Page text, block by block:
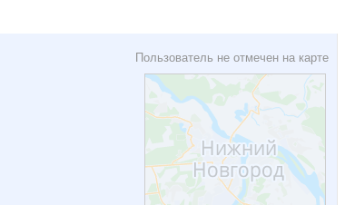
Пользователь не отмечен на карте